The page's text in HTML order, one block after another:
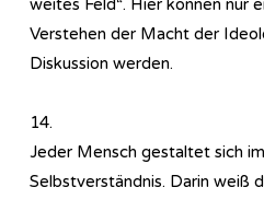
weites Feld“. Hier können nur
Verstehen der Macht der
Diskussion werden.
14.
Jeder Mensch gestaltet sich
Selbstverständnis. Darin weiß